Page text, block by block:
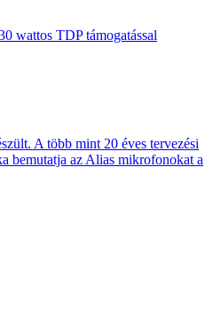
wattos TDP támogatással
A több mint 20 éves tervezési
bemutatja az Alias mikrofonokat a